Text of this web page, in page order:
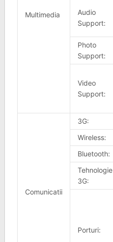
Multimedia
Audio
Support:
Photo
Support:
Video
Support:
Comunicatii
3G:
Wireless:
Bluetooth:
Tehnologie
3G:
Porturi: